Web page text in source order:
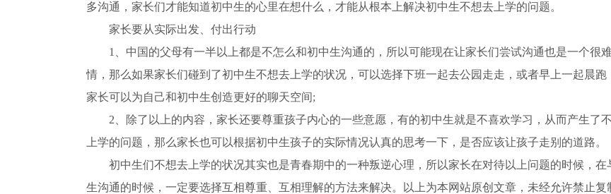
多沟通，家长们才能知道初中生的心里在想什么，才能从根本上解决初中生不想去上学的问题。
家长要从实际出发、付出行动
1、中国的父母有一半以上都是不怎么和初中生沟通的，所以可能现在让家长们尝试沟通也是一个很
情，那么如果家长们碰到了初中生不想去上学的状况，可以选择下班一起去公园走走，或者早上一起晨跑
家长可以为自己和初中生创造更好的聊天空间;
2、除了以上的内容，家长还要尊重孩子内心的一些意愿，有的初中生就是不喜欢学习，从而产生了
上学的问题，那么家长也可以根据初中生孩子的实际情况认真的思考一下，是否应该让孩子走别的道路。
初中生们不想去上学的状况其实也是青春期中的一种叛逆心理，所以家长在对待以上问题的时候，在
生沟通的时候，一定要选择互相尊重、互相理解的方法来解决。以上为本网站原创文章，未经允许禁止复